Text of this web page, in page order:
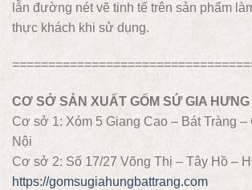
lẫn đường nét vẽ tinh tế trên sản phẩm
thực khách khi sử dụng.
CƠ SỞ SẢN XUẤT GỐM SỨ GIA
Cơ sở 1: Xóm 5 Giang Cao – Bát Tràng –
Nội
Cơ sở 2: Số 17/27 Võng Thị – Tây Hồ –
https://gomsugiahungbattrang.com